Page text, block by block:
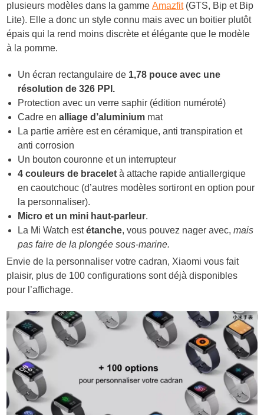
plusieurs modèles dans la gammeAmazfit(GTS, Bip et Bip
Lite). Elle a donc un style connu mais avec un boitier plutôt
épais qui la rend moins discrète et élégante que le modèle
à la pomme.
Un écran rectangulaire de 1,78 pouce avec une
résolution de 326 PPI.
Protection avec un verre saphir (édition numéroté)
Cadre enalliage d’aluminium mat
La partie arrière est en céramique, anti transpiration et
anti corrosion
Un bouton couronne et un interrupteur
4 couleurs de bracelet à attache rapide antiallergique
en caoutchouc (d’autres modèles sortiront en option pour
la personnaliser).
Micro et un mini haut-parleur.
La Mi Watch estétanche, vous pouvez nager avec,mais
pas faire de la plongée sous-marine.
Envie de la personnaliser votre cadran, Xiaomi vous fait
plaisir, plus de 100 configurations sont déjà disponibles
pour l’affichage.